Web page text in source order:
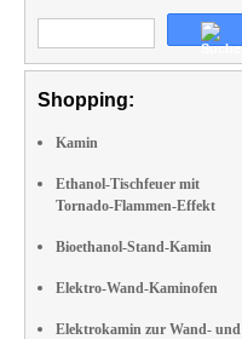
Shopping:
Kamin
Ethanol-Tischfeuer mit
Tornado-Flammen-Effekt
Bioethanol-Stand-Kamin
Elektro-Wand-Kaminofen
Elektrokamin zur Wand- und